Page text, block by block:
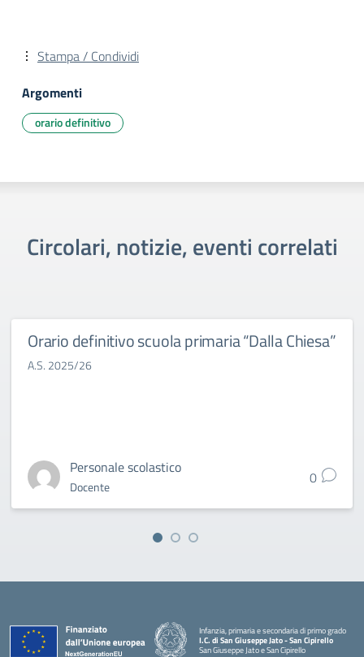
Stampa / Condividi
Argomenti
orario definitivo
Circolari, notizie, eventi correlati
Orario definitivo scuola primaria “Dalla Chiesa”
A.S. 2025/26
Personale scolastico
Docente 0
Infanzia, primaria e secondaria di primo grado
I.C. di San Giuseppe Jato - San Cipirello
San Giuseppe Jato e San Cipirello